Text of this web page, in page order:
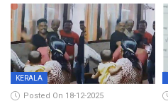
വാളയാറിൽ
KERALA
Posted On 18-12-2025